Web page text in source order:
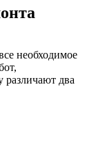
необходимое
различают два